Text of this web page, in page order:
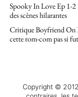
Spooky In Love Ep 1-2
des scènes hilarantes
Critique Boyfriend On
cette rom-com pas si
Copyright ©